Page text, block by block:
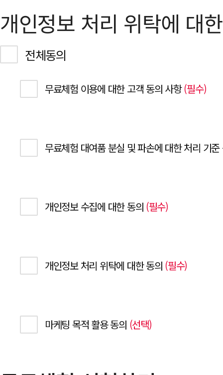
개인정보 처리 위탁에 대
전체동의
무료체험 이용에 대한 고객 동의 사항(필수)
무료체험 대여품 분실 및 파손에 대한 처리 기
개인정보 수집에 대한 동의 (필수)
개인정보 처리 위탁에 대한 동의 (필수)
마케팅 목적 활용 동의 (선택)